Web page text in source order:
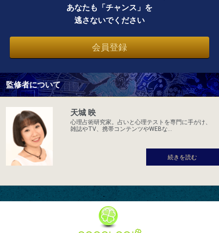
あなたも「チャンス」を
逃さないでください
会員登録
監修者について
天城 映
心理占術研究家。占いと心理テストを専門に手がけ、
雑誌やTV、携帯コンテンツやWEBな...
続きを読む